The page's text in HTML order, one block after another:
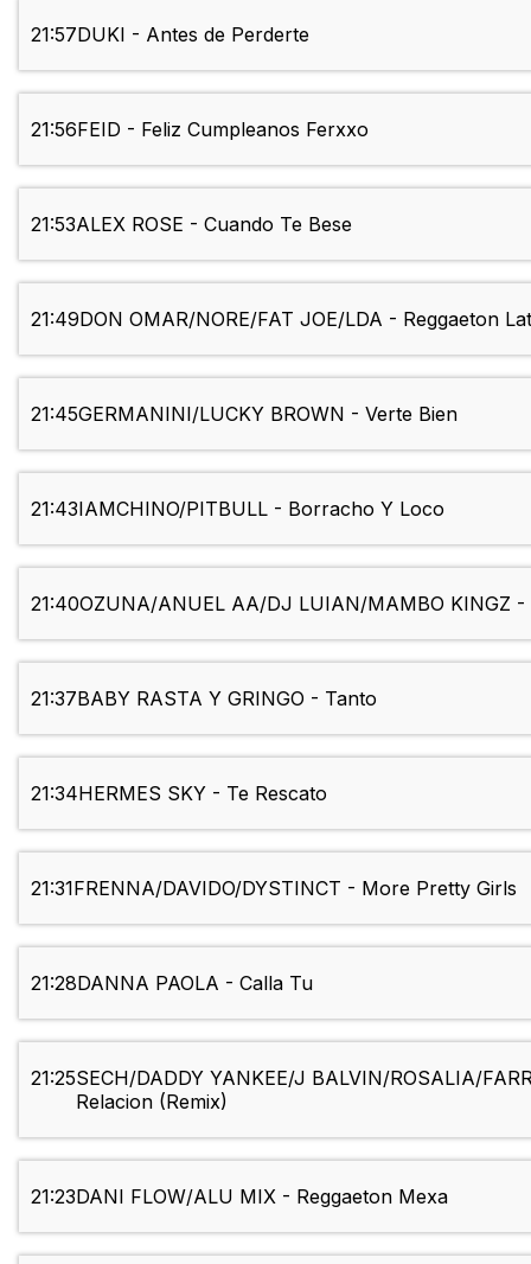
21:57DUKI - Antes de Perderte
21:56FEID - Feliz Cumpleanos Ferxxo
21:53ALEX ROSE - Cuando Te Bese
21:49DON OMAR/NORE/FAT JOE/LDA - Reggaeton
21:45GERMANINI/LUCKY BROWN - Verte Bien
21:43IAMCHINO/PITBULL - Borracho Y Loco
21:40OZUNA/ANUEL AA/DJ LUIAN/MAMBO KINGZ -
21:37BABY RASTA Y GRINGO - Tanto
21:34HERMES SKY - Te Rescato
21:31FRENNA/DAVIDO/DYSTINCT - More Pretty Girls
21:28DANNA PAOLA - Calla Tu
21:25SECH/DADDY YANKEE/J BALVIN/ROSALIA/
Relacion (Remix)
21:23DANI FLOW/ALU MIX - Reggaeton Mexa